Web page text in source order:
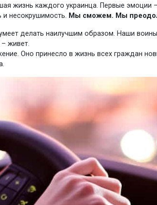
жизнь каждого украинца. Первые эмоции
и несокрушимость. Мы сможем. Мы
делать наилучшим образом. Наши
– живет.
Оно принесло в жизнь всех граждан